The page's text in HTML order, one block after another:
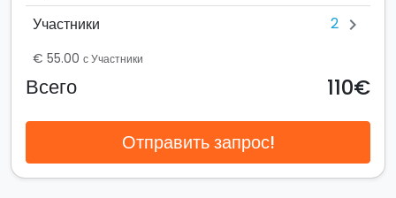
Участники 2 chevron_right
€ 55.00 с Участники
Всего 110€
Отправить запрос!